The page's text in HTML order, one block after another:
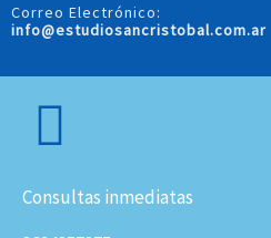
Correo Electrónico:
info@estudiosancristobal.com.ar
Consultas inmediatas